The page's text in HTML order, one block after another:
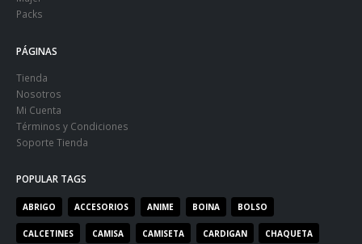
Packs
PÁGINAS
Tienda
Nosotros
Mi Cuenta
Términos y Condiciones
Soporte Tienda
POPULAR TAGS
ABRIGO ACCESORIOS ANIME BOINA BOLSO
CALCETINES CAMISA CAMISETA CARDIGAN CHAQUETA